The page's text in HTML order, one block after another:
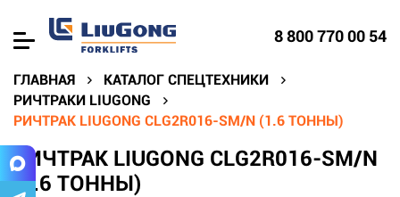
8 800 770 00 54
ГЛАВНАЯ
КАТАЛОГ СПЕЦТЕХНИКИ
РИЧТРАКИ LIUGONG
РИЧТРАК LIUGONG CLG2R016-SM/N (1.6 ТОННЫ)
РИЧТРАК LIUGONG CLG2R016-SM/N
(1.6 ТОННЫ)